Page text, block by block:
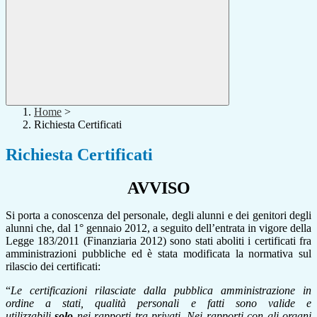
Home >
Richiesta Certificati
Richiesta Certificati
AVVISO
Si porta a conoscenza del personale, degli alunni e dei genitori degli
alunni che, dal 1° gennaio 2012, a seguito dell’entrata in vigore della
Legge 183/2011 (Finanziaria 2012) sono stati aboliti i certificati fra
amministrazioni pubbliche ed è stata modificata la normativa sul
rilascio dei certificati:
“Le certificazioni rilasciate dalla pubblica amministrazione in
ordine a stati, qualità personali e fatti sono valide e